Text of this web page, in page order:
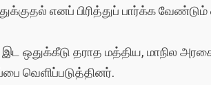
எனப் பிரித்துப் பார்க்க வேண்டும்
ஒதுக்கீடு தராத மத்திய, மாநில
வெளிப்படுத்தினர்.